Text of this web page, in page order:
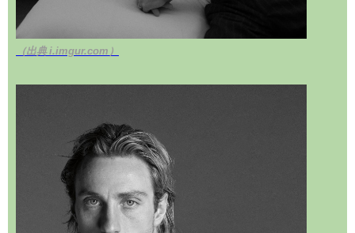
（出典 i.imgur.com）